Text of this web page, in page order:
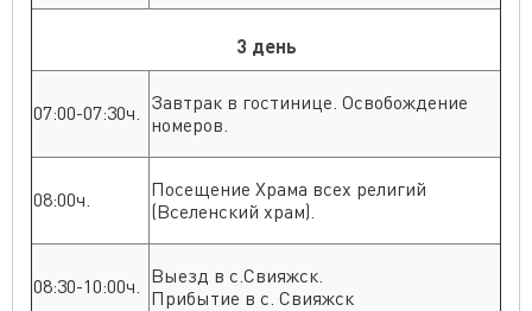
3 день
07:00-07:30ч.
Завтрак в гостинице. Освобождение
номеров.
08:00ч.
Посещение Храма всех религий
(Вселенский храм).
08:30-10:00ч.
Выезд в с.Свияжск.
Прибытие в с. Свияжск